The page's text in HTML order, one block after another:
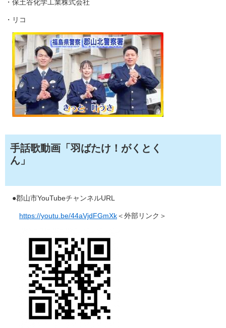
・保土谷化学工業株式会社
・リコ
手話歌動画「羽ばたけ！がくとく
ん」
●郡山市YouTubeチャンネルURL
https://youtu.be/44aVjdFGmXk＜外部リンク＞